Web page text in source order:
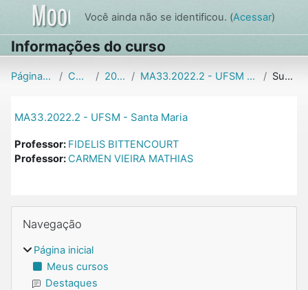
Ir para o conteúdo principal
Você ainda não se identificou. (Acessar)
Informações do curso
Página inicial Cursos 2022.2 MA33.2022.2 - UFSM - Santa Maria Sumário
MA33.2022.2 - UFSM - Santa Maria
Professor: FIDELIS BITTENCOURT
Professor: CARMEN VIEIRA MATHIAS
Blocos
Navegação
Página inicial
Meus cursos
Destaques